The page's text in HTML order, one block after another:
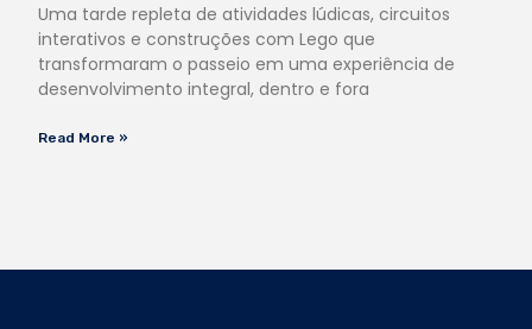
Uma tarde repleta de atividades lúdicas, circuitos
interativos e construções com Lego que
transformaram o passeio em uma experiência de
desenvolvimento integral, dentro e fora
Read More »